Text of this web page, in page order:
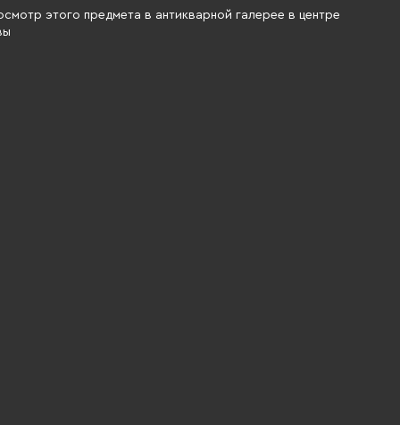
этого предмета в антикварной галерее в центре